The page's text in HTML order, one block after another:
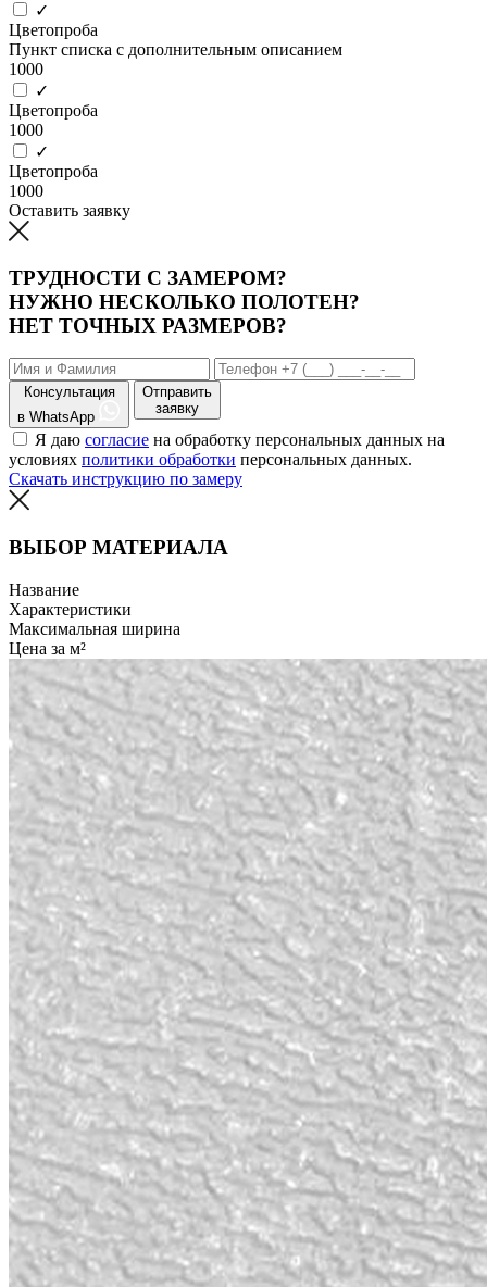
✓
Цветопроба
Пункт списка с дополнительным описанием
1000
✓
Цветопроба
1000
✓
Цветопроба
1000
Оставить заявку
ТРУДНОСТИ С ЗАМЕРОМ?
НУЖНО НЕСКОЛЬКО ПОЛОТЕН?
НЕТ ТОЧНЫХ РАЗМЕРОВ?
Консультация
в WhatsApp
Отправить
заявку
Я даю согласие на обработку персональных данных на
условиях политики обработки персональных данных.
Скачать инструкцию по замеру
ВЫБОР МАТЕРИАЛА
Название
Характеристики
Максимальная ширина
Цена за м²